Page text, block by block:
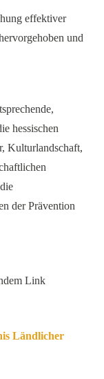
effektiver
und
hessischen
Kulturlandschaft,
der Prävention
Link
Ländlicher